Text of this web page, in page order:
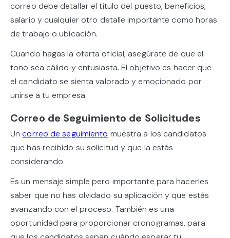
correo debe detallar el título del puesto, beneficios,
salario y cualquier otro detalle importante como horas
de trabajo o ubicación.
Cuando hagas la oferta oficial, asegúrate de que el
tono sea cálido y entusiasta. El objetivo es hacer que
el candidato se sienta valorado y emocionado por
unirse a tu empresa.
Correo de Seguimiento de Solicitudes
Uncorreo de seguimiento muestra a los candidatos
que has recibido su solicitud y que la estás
considerando.
Es un mensaje simple pero importante para hacerles
saber que no has olvidado su aplicación y que estás
avanzando con el proceso. También es una
oportunidad para proporcionar cronogramas, para